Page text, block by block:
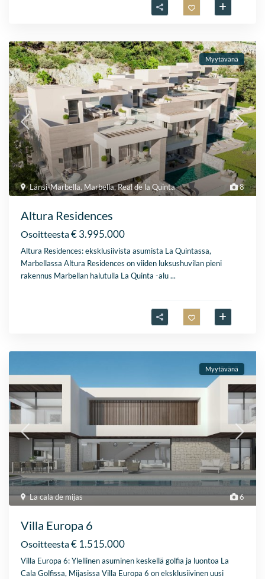
8
Länsi-Marbella, Marbella,Real de la Quinta
Myytävänä
Altura Residences
Osoitteesta€ 3.995.000
Altura Residences: eksklusiivista asumista La Quintassa,
Marbellassa Altura Residences on viiden luksushuvilan pieni
rakennus Marbellan halutulla La Quinta -alu...
6
La cala de mijas
Myytävänä
Villa Europa 6
Osoitteesta€ 1.515.000
Villa Europa 6: Ylellinen asuminen keskellä golfia ja luontoa La
Cala Golfissa, Mijasissa Villa Europa 6 on eksklusiivinen uusi